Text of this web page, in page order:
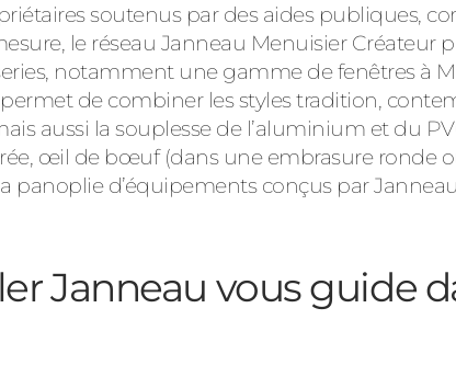
soutenus par des aides publiques,
le réseau Janneau Menuisier Créateur
notamment une gamme de fenêtres à
de combiner les styles tradition,
aussi la souplesse de l’aluminium et du
œil de bœuf (dans une embrasure ronde
panoplie d’équipements conçus par
Janneau vous guide